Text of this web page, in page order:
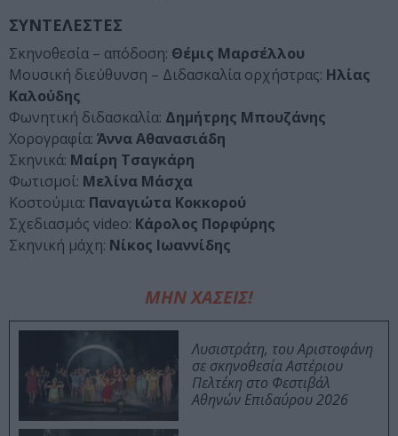
ΣΥΝΤΕΛΕΣΤΕΣ
Σκηνοθεσία – απόδοση: Θέμις Μαρσέλλου
Μουσική διεύθυνση – Διδασκαλία ορχήστρας: Ηλίας
Καλούδης
Φωνητική διδασκαλία: Δημήτρης Μπουζάνης
Χορογραφία: Άννα Αθανασιάδη
Σκηνικά: Μαίρη Τσαγκάρη
Φωτισμοί: Μελίνα Μάσχα
Κοστούμια: Παναγιώτα Κοκκορού
Σχεδιασμός video: Κάρολος Πορφύρης
Σκηνική μάχη: Νίκος Ιωαννίδης
ΜΗΝ ΧΑΣΕΙΣ!
Λυσιστράτη, του Αριστοφάνη
σε σκηνοθεσία Αστέριου
Πελτέκη στο Φεστιβάλ
Αθηνών Επιδαύρου 2026